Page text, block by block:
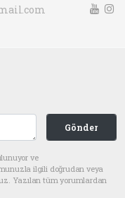
Gönder
ve
ilgili doğrudan veya
Yazılan tüm yorumlardan